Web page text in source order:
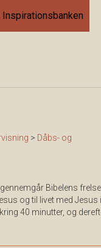
Inspirationsbanken
> Dåbs- og
Bibelens
og til livet med Jesus
40 minutter, og